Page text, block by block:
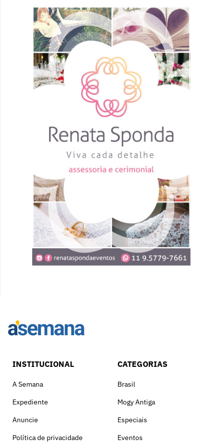
INSTITUCIONAL
A Semana
Expediente
Anuncie
Política de privacidade
CATEGORIAS
Brasil
Mogy Antiga
Especiais
Eventos